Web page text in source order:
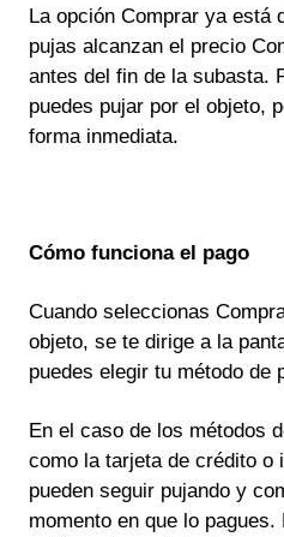
La opción Comprar ya está
pujas alcanzan el precio
antes del fin de la subasta.
puedes pujar por el objeto,
forma inmediata.
Cómo funciona el pago
Cuando seleccionas
objeto, se te dirige a la
puedes elegir tu método de
En el caso de los métodos
como la tarjeta de crédito o
pueden seguir pujando y
momento en que lo